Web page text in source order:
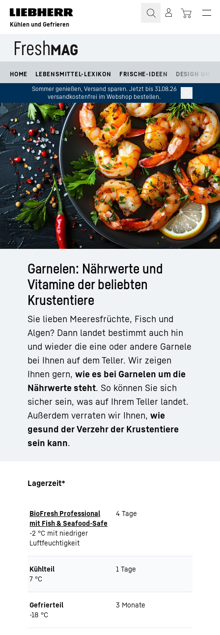
Zum Inhalt springen
Kühlen und Gefrieren
HOME LEBENSMITTEL-LEXIKON FRISCHE-IDEEN
DESIGN UND
Sommer genießen, Versand sparen. Jetzt bis 31.08.26
versandkostenfrei im Webshop bestellen.
Garnelen: Nährwerte und
Vitamine der beliebten
Krustentiere
Sie lieben Meeresfrüchte, Fisch und
Algen? Dann landet bestimmt auch hin
und wieder die eine oder andere Garnele
bei Ihnen auf dem Teller. Wir zeigen
Ihnen gern, wie es bei Garnelen um die
Nährwerte steht. So können Sie sich
sicher sein, was auf Ihrem Teller landet.
Außerdem verraten wir Ihnen, wie
gesund der Verzehr der Krustentiere
sein kann.
Lagerzeit*
BioFresh Professional
mit Fish & Seafood-Safe
-2 °C mit niedriger
Luftfeuchtigkeit
4 Tage
Kühlteil
7 °C
1 Tage
Gefrierteil
-18 °C
3 Monate